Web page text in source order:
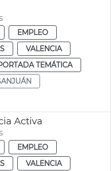
EMPLEO
VALENCIA
TEMÁTICA
Activa
EMPLEO
VALENCIA